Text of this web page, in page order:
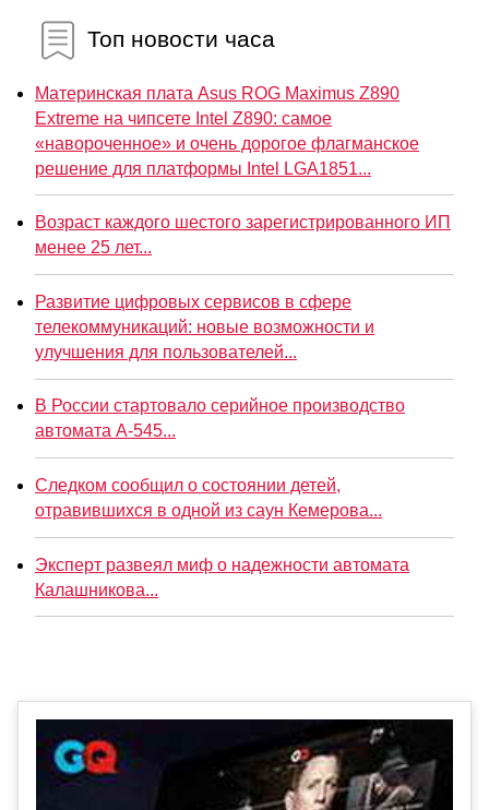
Топ новости часа
Материнская плата Asus ROG Maximus Z890
Extreme на чипсете Intel Z890: самое
«навороченное» и очень дорогое флагманское
решение для платформы Intel LGA1851...
Возраст каждого шестого зарегистрированного ИП
менее 25 лет...
Развитие цифровых сервисов в сфере
телекоммуникаций: новые возможности и
улучшения для пользователей...
В России стартовало серийное производство
автомата А-545...
Следком сообщил о состоянии детей,
отравившихся в одной из саун Кемерова...
Эксперт развеял миф о надежности автомата
Калашникова...